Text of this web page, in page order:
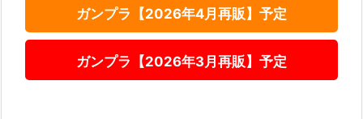
ガンプラ【2026年4月再販】予定
ガンプラ【2026年3月再販】予定